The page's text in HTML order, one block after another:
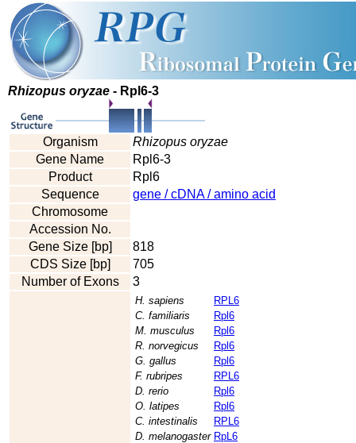
Rhizopus oryzae - Rpl6-3
Organism
Rhizopus oryzae
Gene Name
Rpl6-3
Product
Rpl6
Sequence
gene / cDNA / amino acid
Chromosome
Accession No.
Gene Size [bp]
818
CDS Size [bp]
705
Number of Exons
3
H. sapiens
RPL6
C. familiaris
Rpl6
M. musculus
Rpl6
R. norvegicus
Rpl6
G. gallus
Rpl6
F. rubripes
RPL6
D. rerio
Rpl6
O. latipes
Rpl6
C. intestinalis
RPL6
D. melanogaster RpL6